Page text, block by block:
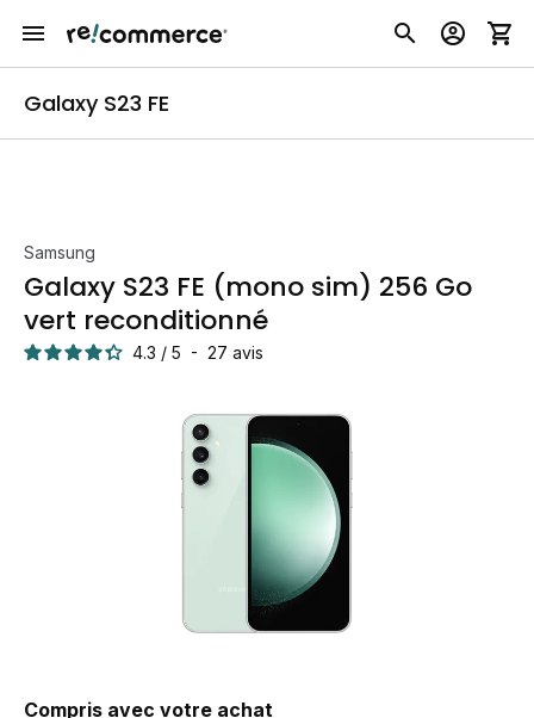
Galaxy S23 FE
Samsung
Galaxy S23 FE (mono sim) 256 Go
vert reconditionné
4.3 / 5 - 27 avis
Compris avec votre achat